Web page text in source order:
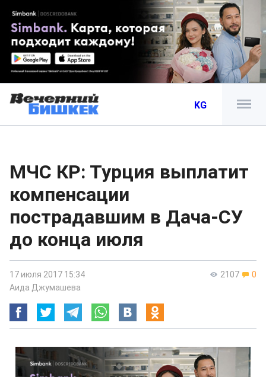
KG
МЧС КР: Турция выплатит
компенсации
пострадавшим в Дача-СУ
до конца июля
2107 0
17 июля 2017 15:34
Аида Джумашева